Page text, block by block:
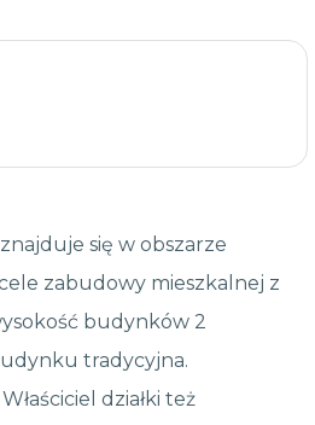
się w obszarze
zabudowy mieszkalnej z
budynków 2
tradycyjna.
działki też